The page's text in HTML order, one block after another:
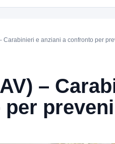
Carabinieri e anziani a confronto per
–